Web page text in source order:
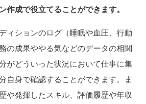
作成で役立てることができます。
ィションのログ（睡眠や血圧、行動
の成果ややる気などのデータの相関
がどういった状況において仕事に集
自身で確認することができます。ま
や発揮したスキル、評価履歴や年収